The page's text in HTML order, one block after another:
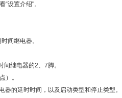
“设置介绍"。
间继电器。
继电器的2、7脚。
）。
器的延时时间，以及启动类型和停止类型。